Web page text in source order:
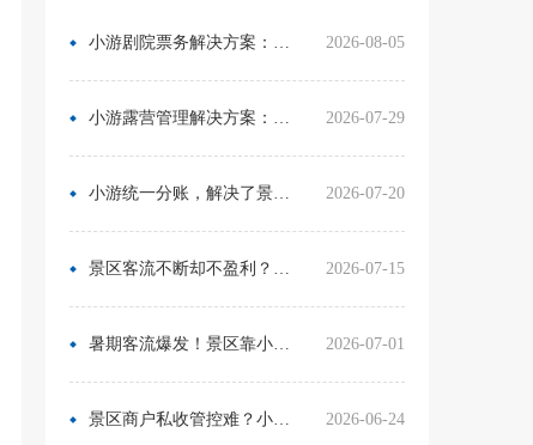
小游剧院票务解决方案：让观众像买电影票一样选座 2026-08-05
小游露营管理解决方案：无需再用Excel管营位 2026-07-29
小游统一分账，解决了景区在多渠道合作中的资金管理难题 2026-07-20
景区客流不断却不盈利？靠一卡通盘活二消，真实案例营收翻倍 2026-07-15
暑期客流爆发！景区靠小游票务系统，轻松拿捏旺季流量与口碑 2026-07-01
景区商户私收管控难？小游票务系统统一收银方案，从根源杜绝私自收款 2026-06-24